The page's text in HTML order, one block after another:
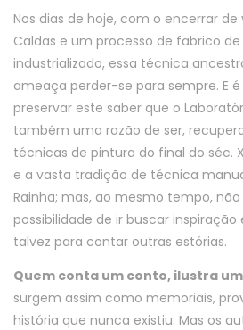
Nos dias de hoje, com o encerrar de
Caldas e um processo de fabrico
industrializado, essa técnica
ameaça perder-se para sempre. E
preservar este saber que o
também uma razão de ser,
técnicas de pintura do final do séc.
e a vasta tradição de técnica
Rainha; mas, ao mesmo tempo,
possibilidade de ir buscar
talvez para contar outras estórias.
Quem conta um conto, ilustra
surgem assim como memoriais,
história que nunca existiu. Mas os